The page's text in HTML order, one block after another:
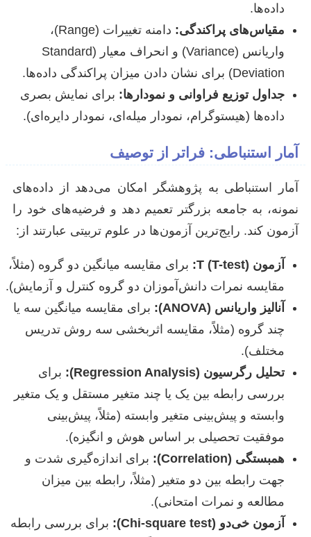
داده‌ها.
مقیاس‌های پراکندگی:
دامنه تغییرات (Range)،
واریانس (Variance) و انحراف معیار (Standard
Deviation) برای نشان دادن میزان پراکندگی داده‌ها.
جداول توزیع فراوانی و نمودارها: برای نمایش بصری
داده‌ها (هیستوگرام، نمودار میله‌ای، نمودار دایره‌ای).
آمار استنباطی: فراتر از توصیف
آمار استنباطی به پژوهشگر امکان می‌دهد از داده‌های
نمونه، به جامعه بزرگتر تعمیم دهد و فرضیه‌های خود را
آزمون کند. رایج‌ترین آزمون‌ها در علوم تربیتی عبارتند از:
آزمون T (T-test):
برای مقایسه میانگین دو گروه (مثلاً،
مقایسه نمرات دانش‌آموزان دو گروه کنترل و آزمایش).
آنالیز واریانس (ANOVA):
برای مقایسه میانگین سه یا
چند گروه (مثلاً، مقایسه اثربخشی سه روش تدریس
مختلف).
تحلیل رگرسیون (Regression Analysis):
برای
بررسی رابطه بین یک یا چند متغیر مستقل و یک متغیر
وابسته و پیش‌بینی متغیر وابسته (مثلاً، پیش‌بینی
موفقیت تحصیلی بر اساس هوش و انگیزه).
همبستگی (Correlation):
برای اندازه‌گیری شدت و
جهت رابطه بین دو متغیر (مثلاً، رابطه بین میزان
مطالعه و نمرات امتحانی).
آزمون خی‌دو (Chi-square test):
برای بررسی رابطه